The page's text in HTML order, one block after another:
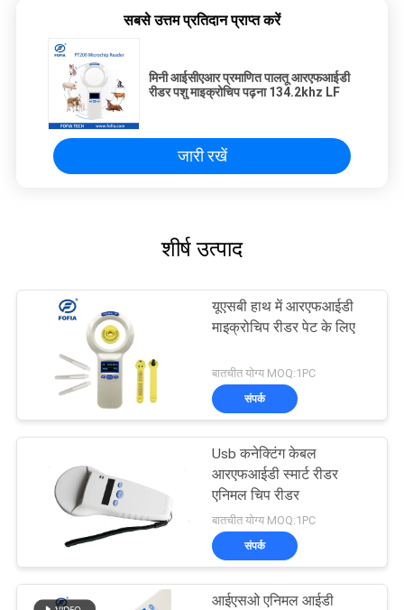
सबसे उत्तम प्रतिदान प्राप्त करें
मिनी आईसीएआर प्रमाणित पालतू आरएफआईडी
रीडर पशु माइक्रोचिप पढ़ना 134.2khz LF
जारी रखें
शीर्ष उत्पाद
यूएसबी हाथ में आरएफआईडी
माइक्रोचिप रीडर पेट के लिए
बातचीत योग्य MOQ:1PC
संपर्क
Usb कनेक्टिंग केबल
आरएफआईडी स्मार्ट रीडर
एनिमल चिप रीडर
बातचीत योग्य MOQ:1PC
संपर्क
आईएसओ एनिमल आईडी